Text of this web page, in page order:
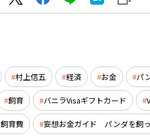
村上信五 経済 お金 パ
飼育 バニラVisaギフトカード
飼育費 妄想お金ガイド パンダを飼